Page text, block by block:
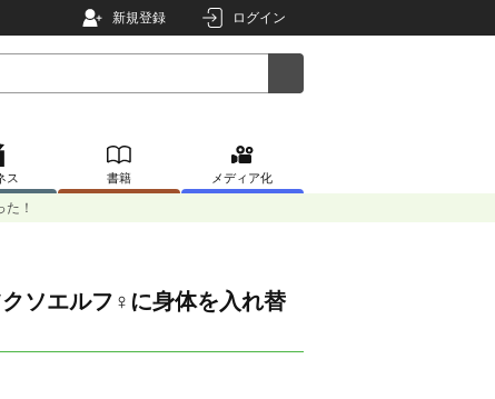
新規登録 ログイン
ス 書籍 メディア化
！
ソエルフ♀に身体を入れ替